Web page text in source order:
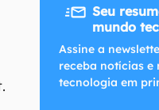
Seu
mundo
Assine a
receba notícias e
tecnologia em